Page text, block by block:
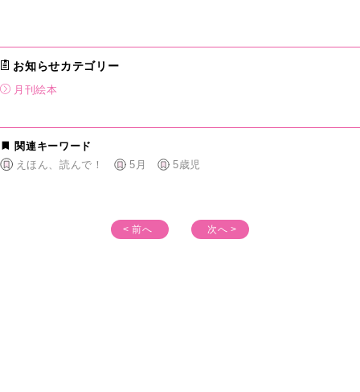
お知らせカテゴリー
月刊絵本
関連キーワード
えほん、読んで！
5月 5歳児
< 前へ 次へ >